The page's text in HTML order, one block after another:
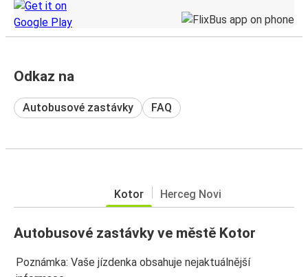
Odkaz na
Autobusové zastávky FAQ
Kotor Herceg Novi
Autobusové zastávky ve městě Kotor
Poznámka: Vaše jízdenka obsahuje nejaktuálnější